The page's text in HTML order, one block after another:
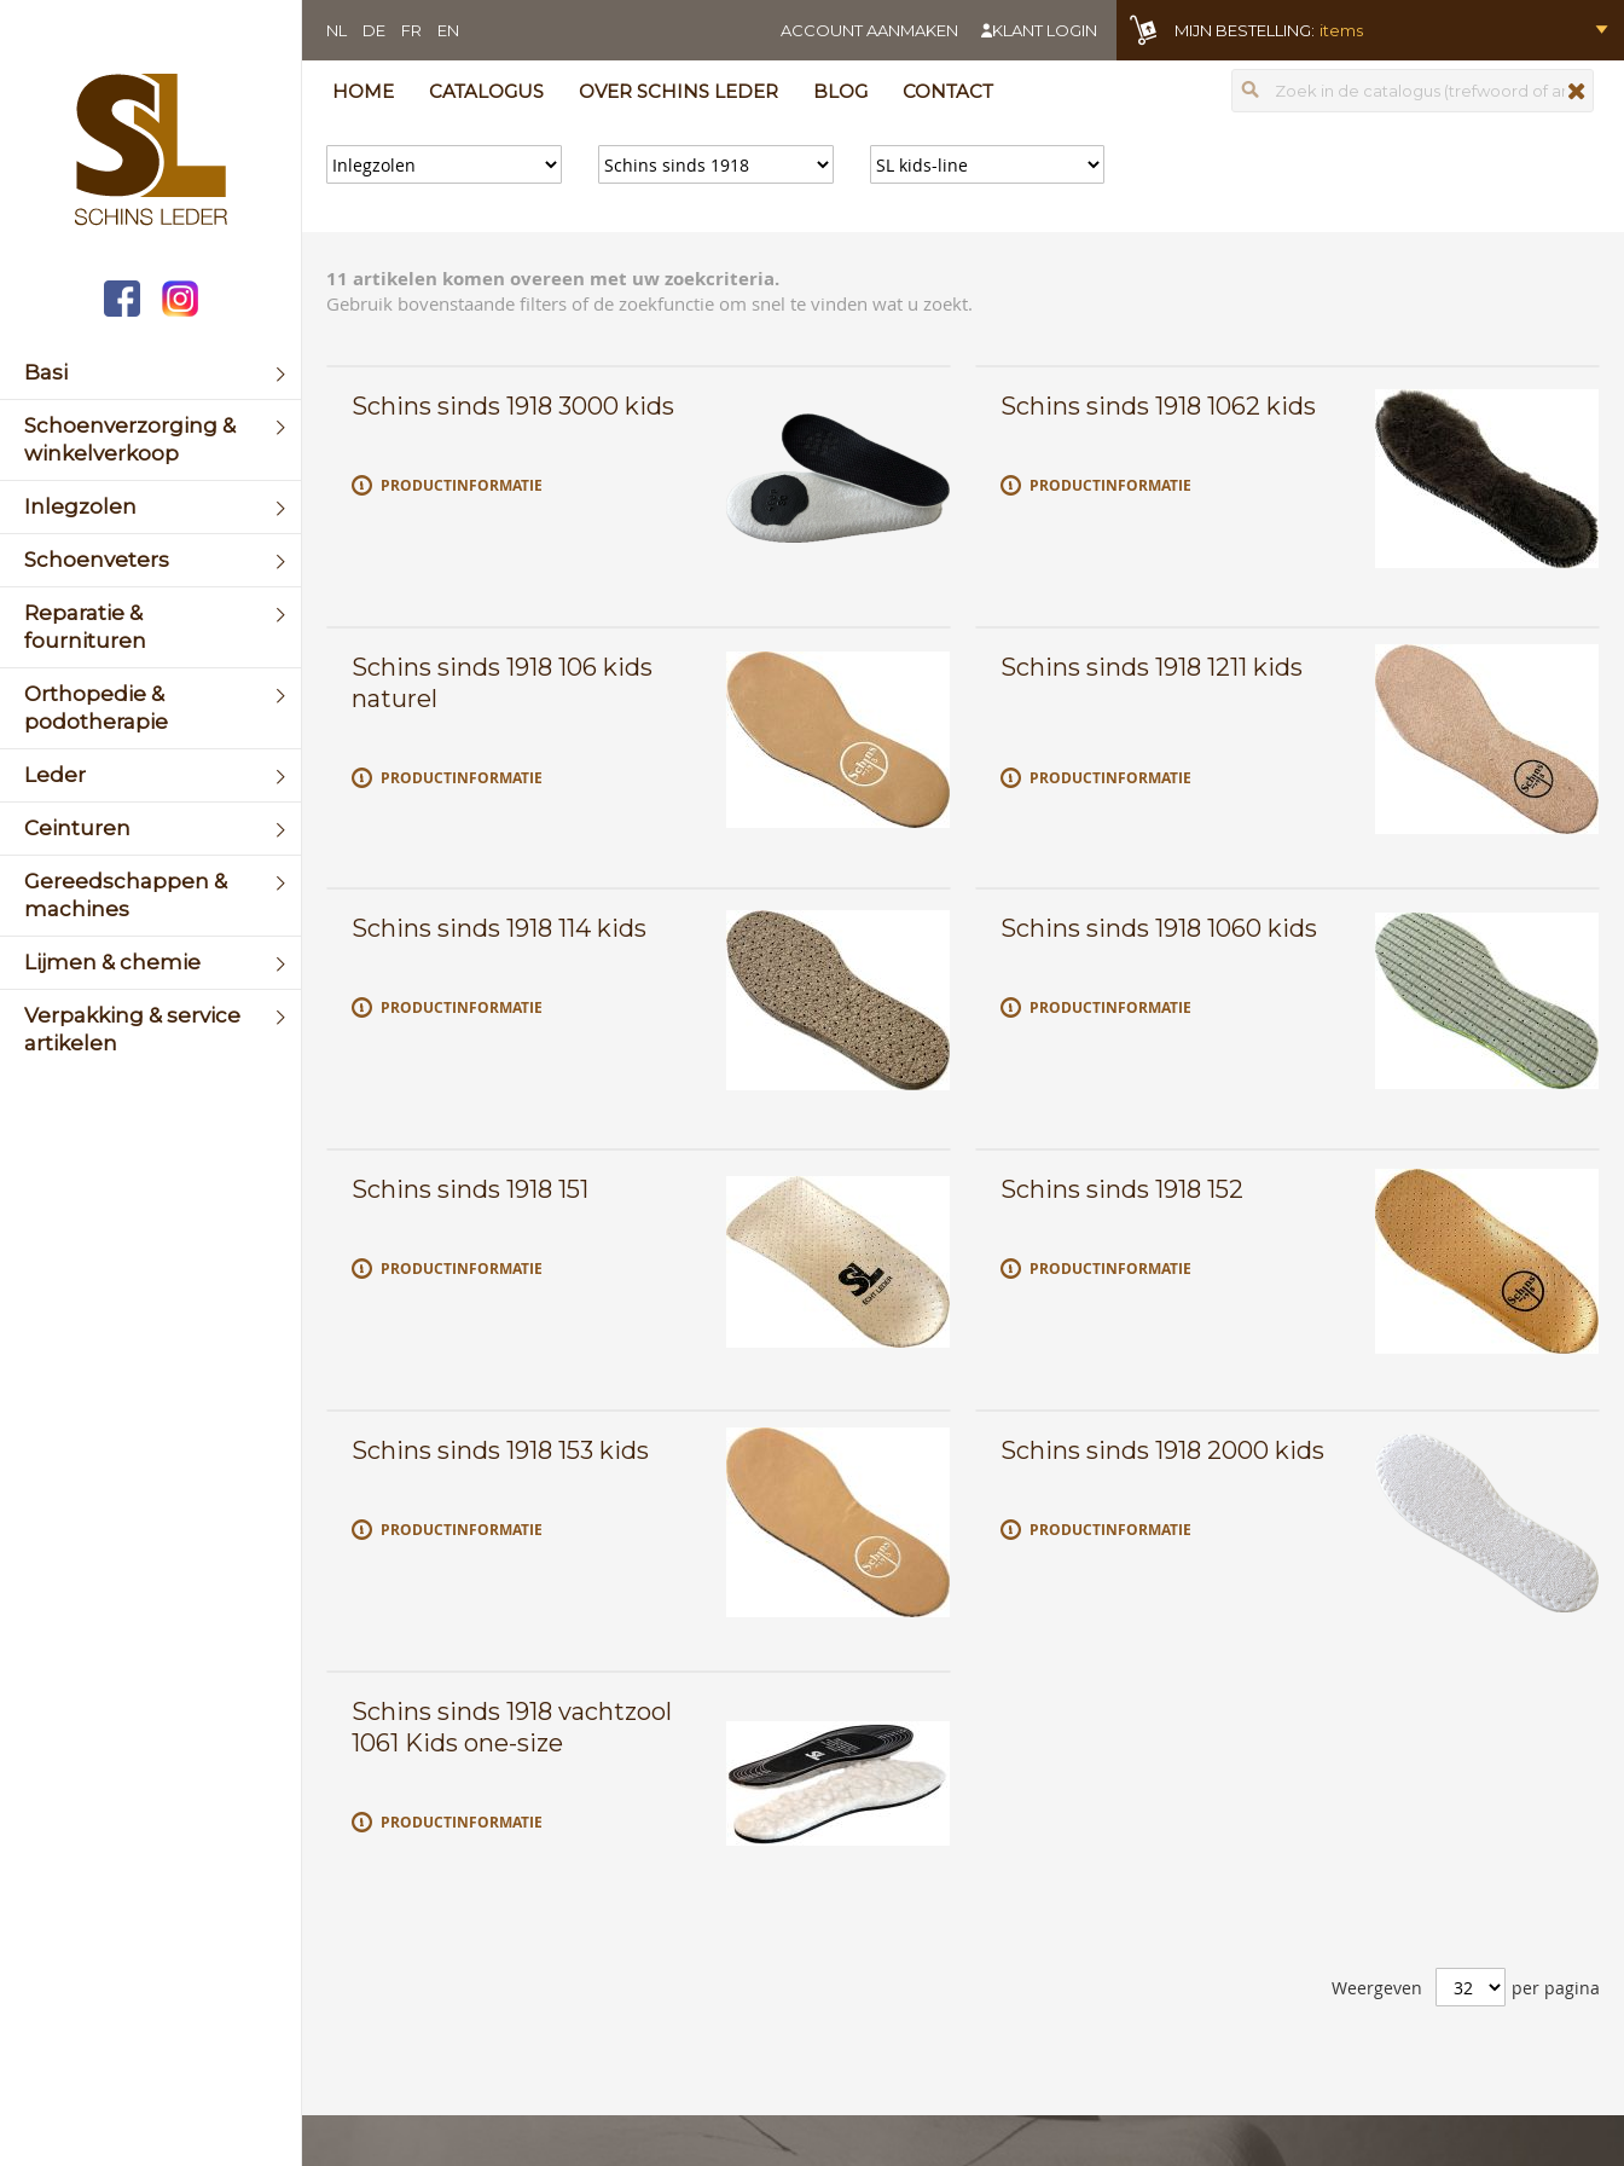
Basi
Schoenverzorging &
winkelverkoop
Inlegzolen
Schoenveters
Reparatie &
fournituren
Orthopedie &
podotherapie
Leder
Ceinturen
Gereedschappen &
machines
Lijmen & chemie
Verpakking & service
artikelen
ACCOUNT AANMAKEN KLANT LOGIN
NL DE FR EN MIJN BESTELLING: items
HOME CATALOGUS OVER SCHINS LEDER BLOG CONTACT Zoeken
11 artikelen komen overeen met uw zoekcriteria.
Gebruik bovenstaande filters of de zoekfunctie om snel te vinden wat u zoekt.
Schins sinds 1918 3000 kids
PRODUCTINFORMATIE
Schins sinds 1918 1062 kids
PRODUCTINFORMATIE
Schins sinds 1918 106 kids
naturel
PRODUCTINFORMATIE
Schins sinds 1918 1211 kids
PRODUCTINFORMATIE
Schins sinds 1918 114 kids
PRODUCTINFORMATIE
Schins sinds 1918 1060 kids
PRODUCTINFORMATIE
Schins sinds 1918 151
PRODUCTINFORMATIE
Schins sinds 1918 152
PRODUCTINFORMATIE
Schins sinds 1918 153 kids
PRODUCTINFORMATIE
Schins sinds 1918 2000 kids
PRODUCTINFORMATIE
Schins sinds 1918 vachtzool
1061 Kids one-size
PRODUCTINFORMATIE
Weergeven per pagina